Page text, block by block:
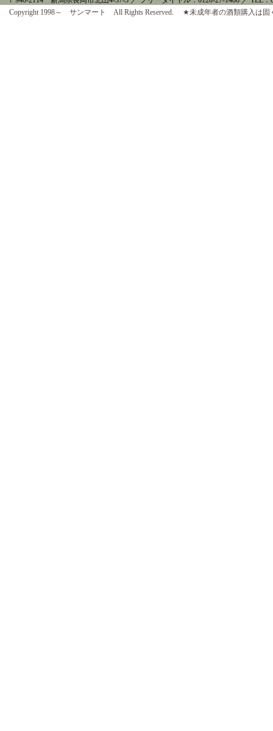
Copyright 1998～ サンマート All Rights Reserved. ★未成年者の酒類購入は固